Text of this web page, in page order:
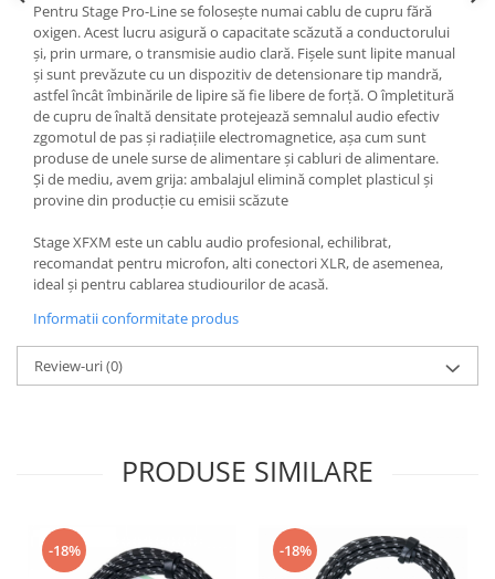
Pentru Stage Pro-Line se folosește numai cablu de cupru fără
oxigen. Acest lucru asigură o capacitate scăzută a conductorului
și, prin urmare, o transmisie audio clară. Fișele sunt lipite manual
și sunt prevăzute cu un dispozitiv de detensionare tip mandră,
astfel încât îmbinările de lipire să fie libere de forță. O împletitură
de cupru de înaltă densitate protejează semnalul audio efectiv
zgomotul de pas și radiațiile electromagnetice, așa cum sunt
produse de unele surse de alimentare și cabluri de alimentare.
Și de mediu, avem grija: ambalajul elimină complet plasticul și
provine din producție cu emisii scăzute
Stage XFXM este un cablu audio profesional, echilibrat,
recomandat pentru microfon, alti conectori XLR, de asemenea,
ideal și pentru cablarea studiourilor de acasă.
Informatii conformitate produs
Review-uri(0)
PRODUSE SIMILARE
-18% -18%